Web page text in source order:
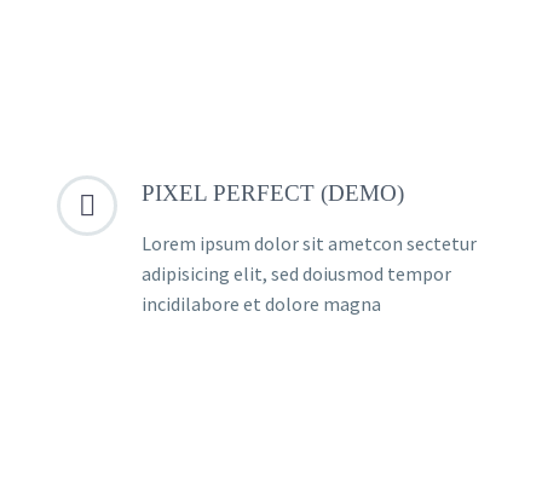

 PIXEL PERFECT (DEMO)
Lorem ipsum dolor sit ametcon sectetur
adipisicing elit, sed doiusmod tempor
incidilabore et dolore magna